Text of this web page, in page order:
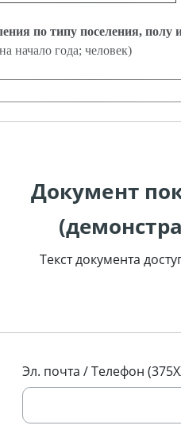
по типу поселения,
начало года; человек)
Документ
Текст документа
Эл. почта / Телефон